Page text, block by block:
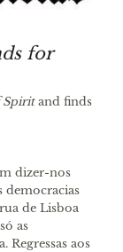
for
and finds
dizer-nos
democracias
de Lisboa
as
Regressas aos